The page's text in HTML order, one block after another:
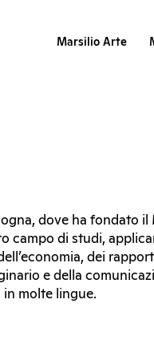
Marsilio Arte
dove ha fondato il
campo di studi,
dei
e della
in molte lingue.